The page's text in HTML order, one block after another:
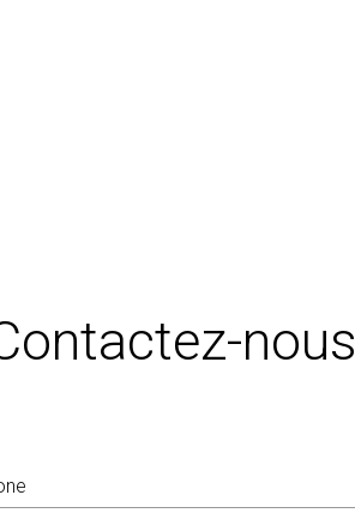
nous